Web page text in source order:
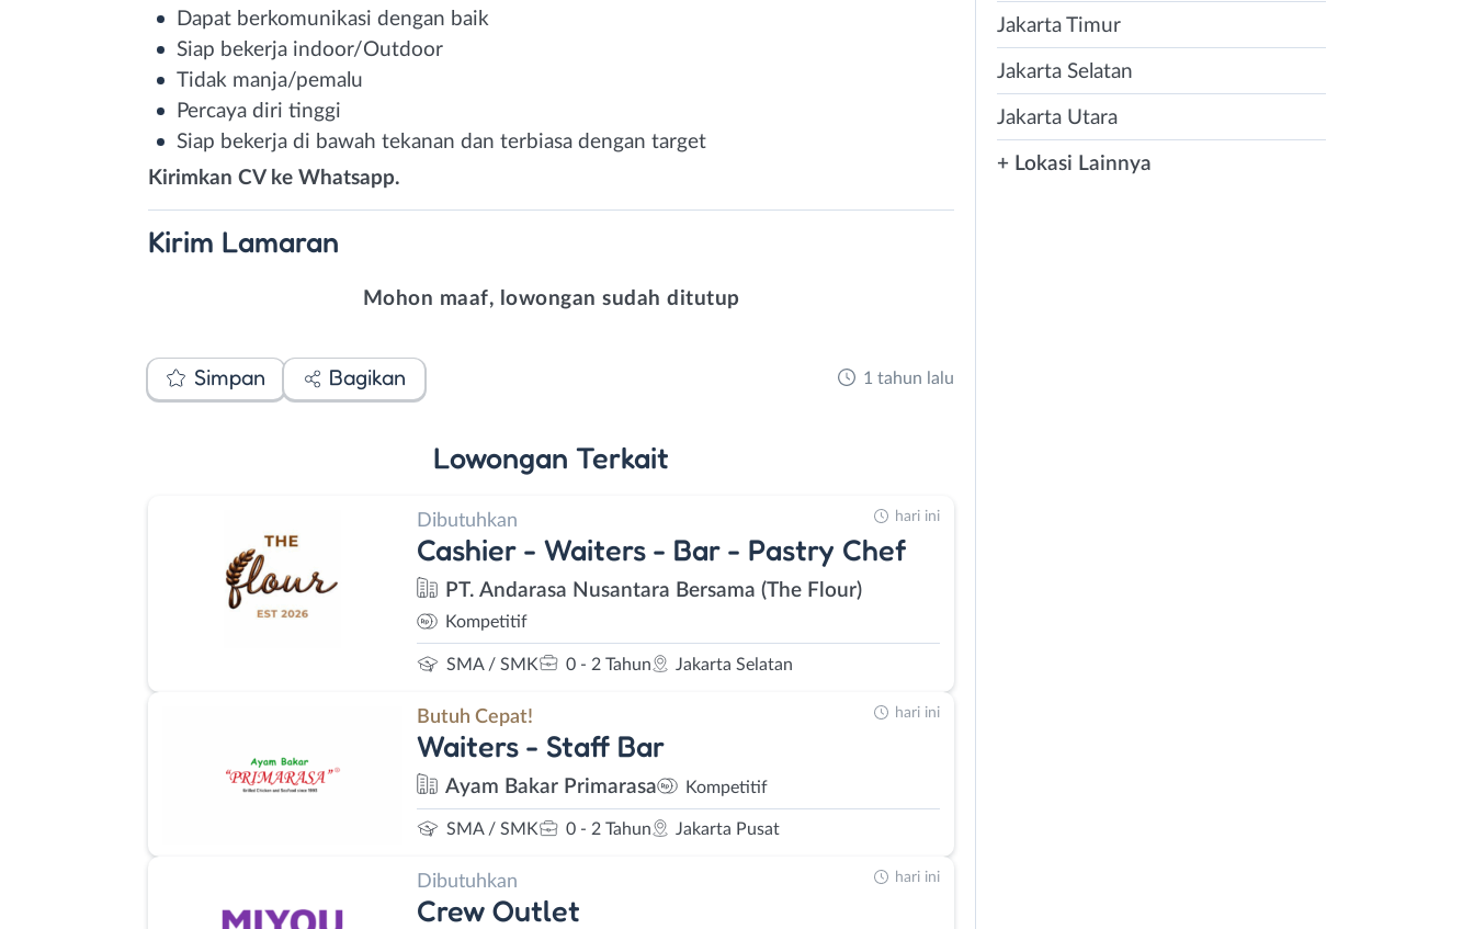
Dapat berkomunikasi dengan baik
Siap bekerja indoor/Outdoor
Tidak manja/pemalu
Percaya diri tinggi
Siap bekerja di bawah tekanan dan terbiasa dengan target
Kirimkan CV ke Whatsapp.
Kirim Lamaran
Mohon maaf, lowongan sudah ditutup
Simpan Bagikan 1 tahun lalu
Lowongan Terkait
Dibutuhkan
Cashier - Waiters - Bar - Pastry Chef
PT. Andarasa Nusantara Bersama (The Flour)
Kompetitif
SMA / SMK 0 - 2 Tahun Jakarta Selatan
hari ini
Butuh Cepat!
Waiters - Staff Bar
Ayam Bakar Primarasa Kompetitif
SMA / SMK 0 - 2 Tahun Jakarta Pusat
hari ini
Dibutuhkan
Crew Outlet
hari ini
Jakarta Timur
Jakarta Selatan
Jakarta Utara
+ Lokasi Lainnya